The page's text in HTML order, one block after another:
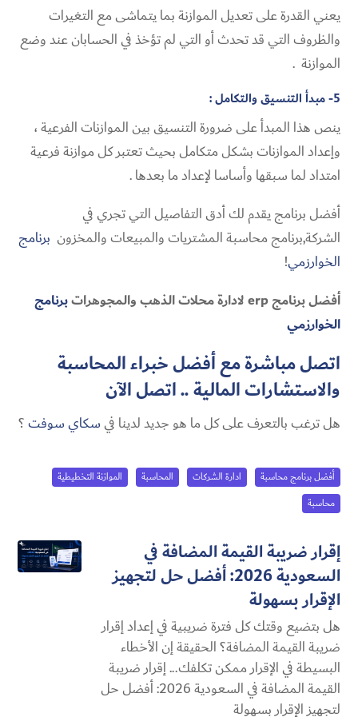
يعني القدرة على تعديل الموازنة بما يتماشى مع التغيرات
والظروف التي قد تحدث أو التي لم تؤخذ في الحسابان عند وضع
الموازنة .
5- مبدأ التنسيق والتكامل :
ينص هذا المبدأ على ضرورة التنسيق بين الموازنات الفرعية ،
وإعداد الموازنات بشكل متكامل بحيث تعتبر كل موازنة فرعية
امتداد لما سبقها وأساسا لإعداد ما بعدها .
أفضل برنامج يقدم لك أدق التفاصيل التي تجري في
الشركة,برنامج محاسبة المشتريات والمبيعات والمخزون برنامج
الخوارزمي!
أفضل برنامج erp لادارة محلات الذهب والمجوهرات
برنامج
الخوارزمي
اتصل مباشرة مع أفضل خبراء المحاسبة
والاستشارات المالية ..اتصل الآن
هل ترغب بالتعرف على كل ما هو جديد لدينا فيسكاي سوفت؟
أفضل برنامج محاسبة ادارة الشركات المحاسبة
الموازنة التخطيطية
محاسبة
إقرار ضريبة القيمة المضافة في
السعودية 2026: أفضل حل لتجهيز
الإقرار بسهولة
هل بتضيع وقتك كل فترة ضريبية في إعداد إقرار
ضريبة القيمة المضافة؟ الحقيقة إن الأخطاء
البسيطة في الإقرار ممكن تكلفك... إقرار ضريبة
القيمة المضافة في السعودية 2026: أفضل حل
لتجهيز الإقرار بسهولة